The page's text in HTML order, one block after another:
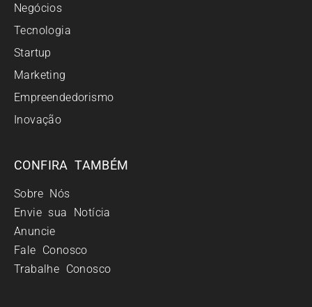
Negócios
Tecnologia
Startup
Marketing
Empreendedorismo
Inovação
CONFIRA TAMBÉM
Sobre Nós
Envie sua Notícia
Anuncie
Fale Conosco
Trabalhe Conosco